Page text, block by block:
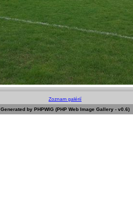
Zoznam galérií
Generated by PHPWIG (PHP Web Image Gallery - v0.6)